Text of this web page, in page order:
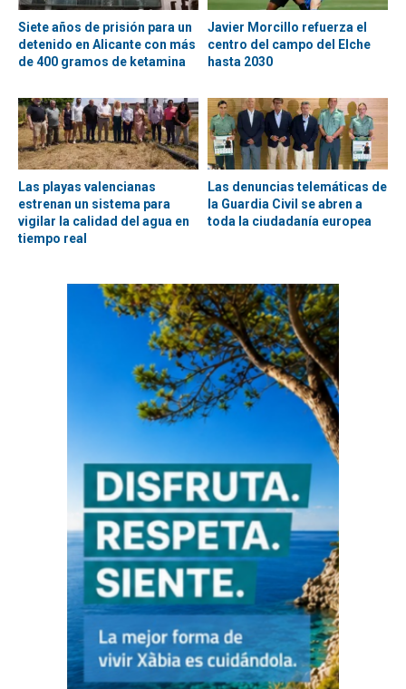
Siete años de prisión para un
detenido en Alicante con más
de 400 gramos de ketamina
Javier Morcillo refuerza el
centro del campo del Elche
hasta 2030
Las playas valencianas
estrenan un sistema para
vigilar la calidad del agua en
tiempo real
Las denuncias telemáticas de
la Guardia Civil se abren a
toda la ciudadanía europea